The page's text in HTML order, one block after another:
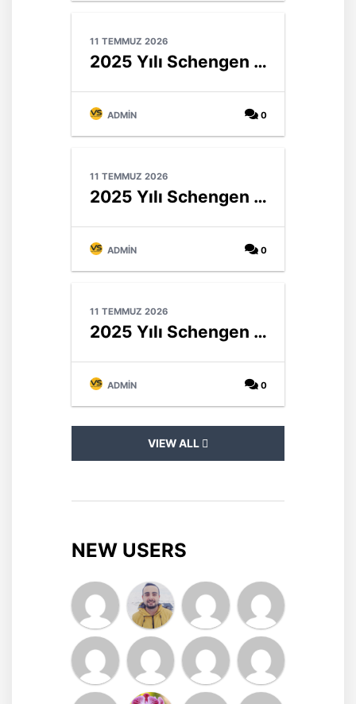
11 TEMMUZ 2026
2025 Yılı Schengen Vizesi İstatistikleri & Güney Avrupa Ülkeleri (Akdeniz)
ADMIN 0
11 TEMMUZ 2026
2025 Yılı Schengen Vizesi İstatistikleri & Batı Avrupa Ülkeleri
ADMIN 0
11 TEMMUZ 2026
2025 Yılı Schengen Vizesi İstatistiklerine Genel Bakış
ADMIN 0
VIEW ALL
NEW USERS